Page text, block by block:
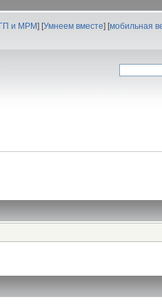
и МРМ] [Умнеем вместе] [мобильная